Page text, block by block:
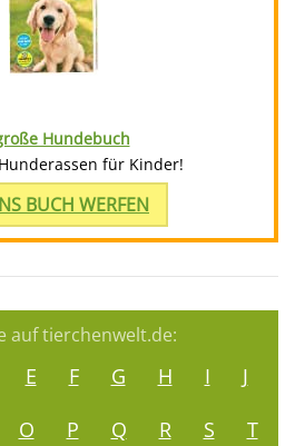
Hundebuch
für Kinder!
BUCH WERFEN
auf tierchenwelt.de:
E F G H I
J
O P Q R S
T